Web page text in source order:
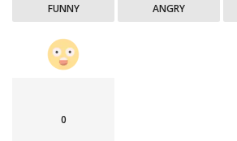
FUNNY ANGRY
0